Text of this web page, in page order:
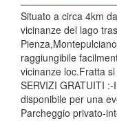
Situato a circa 4km
vicinanze del lago
raggiungibile
vicinanze loc.Fratta
SERVIZI GRATUITI
disponibile per una
Parcheggio privato-